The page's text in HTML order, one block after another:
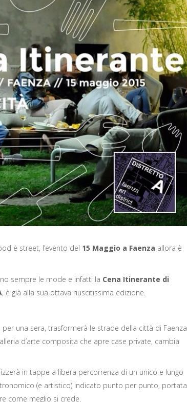
è street, l’evento del 15 Maggio a Faenza allora è
sempre le mode e infatti la Cena Itinerante di
, è già alla sua ottava riuscitissima edizione.
, per una sera, trasformerà le strade della città di Faenza
d’arte composita che apre case private, cambia
in tappe a libera percorrenza di un unico e lungo
(e artistico) indicato punto per punto, portata
come meglio si crede.